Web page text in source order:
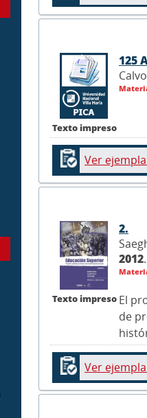
Texto impreso
125
Ver
Texto impreso
2.
2012.
El
de
Ver